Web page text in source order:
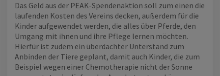
Das Geld aus der PEAK-Spendenaktion soll zum einen die
laufenden Kosten des Vereins decken, außerdem für die
Kinder aufgewendet werden, die alles über Pferde, den
Umgang mit ihnen und ihre Pflege lernen möchten.
Hierfür ist zudem ein überdachter Unterstand zum
Anbinden der Tiere geplant, damit auch Kinder, die zum
Beispiel wegen einer Chemotherapie nicht der Sonne